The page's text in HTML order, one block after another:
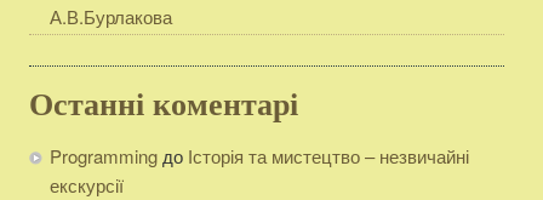
А.В.Бурлакова
Останні коментарі
Programming до Історія та мистецтво – незвичайні
екскурсії